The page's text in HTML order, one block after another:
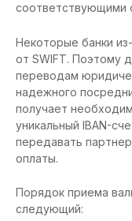
соответствующими
Некоторые банки
от SWIFT. Поэтому
переводам
надежного
получает
уникальный IBAN-
передавать
оплаты.
Порядок приема
следующий: